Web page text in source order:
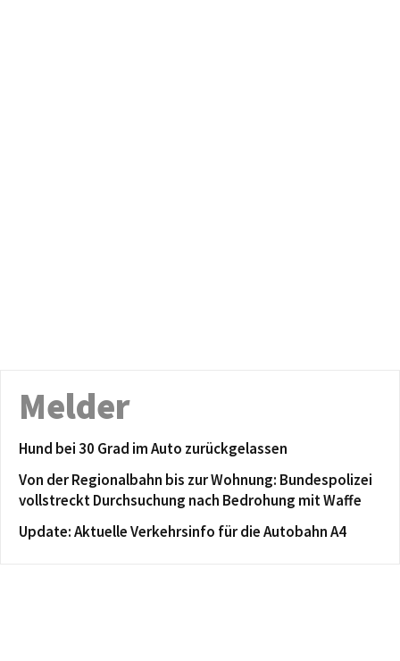
Melder
Hund bei 30 Grad im Auto zurückgelassen
Von der Regionalbahn bis zur Wohnung: Bundespolizei
vollstreckt Durchsuchung nach Bedrohung mit Waffe
Update: Aktuelle Verkehrsinfo für die Autobahn A4